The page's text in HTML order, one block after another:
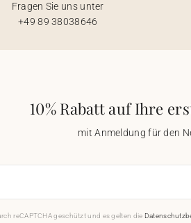
Fragen Sie uns unter
+49 89 38038646
10% Rabatt auf Ihre
mit Anmeldung für den
reCAPTCHA geschützt und es gelten die